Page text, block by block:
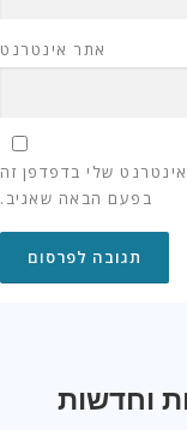
אתר אינטרנט
שלי בדפדפן זה
בפעם הבאה שאגיב.
וחדשות